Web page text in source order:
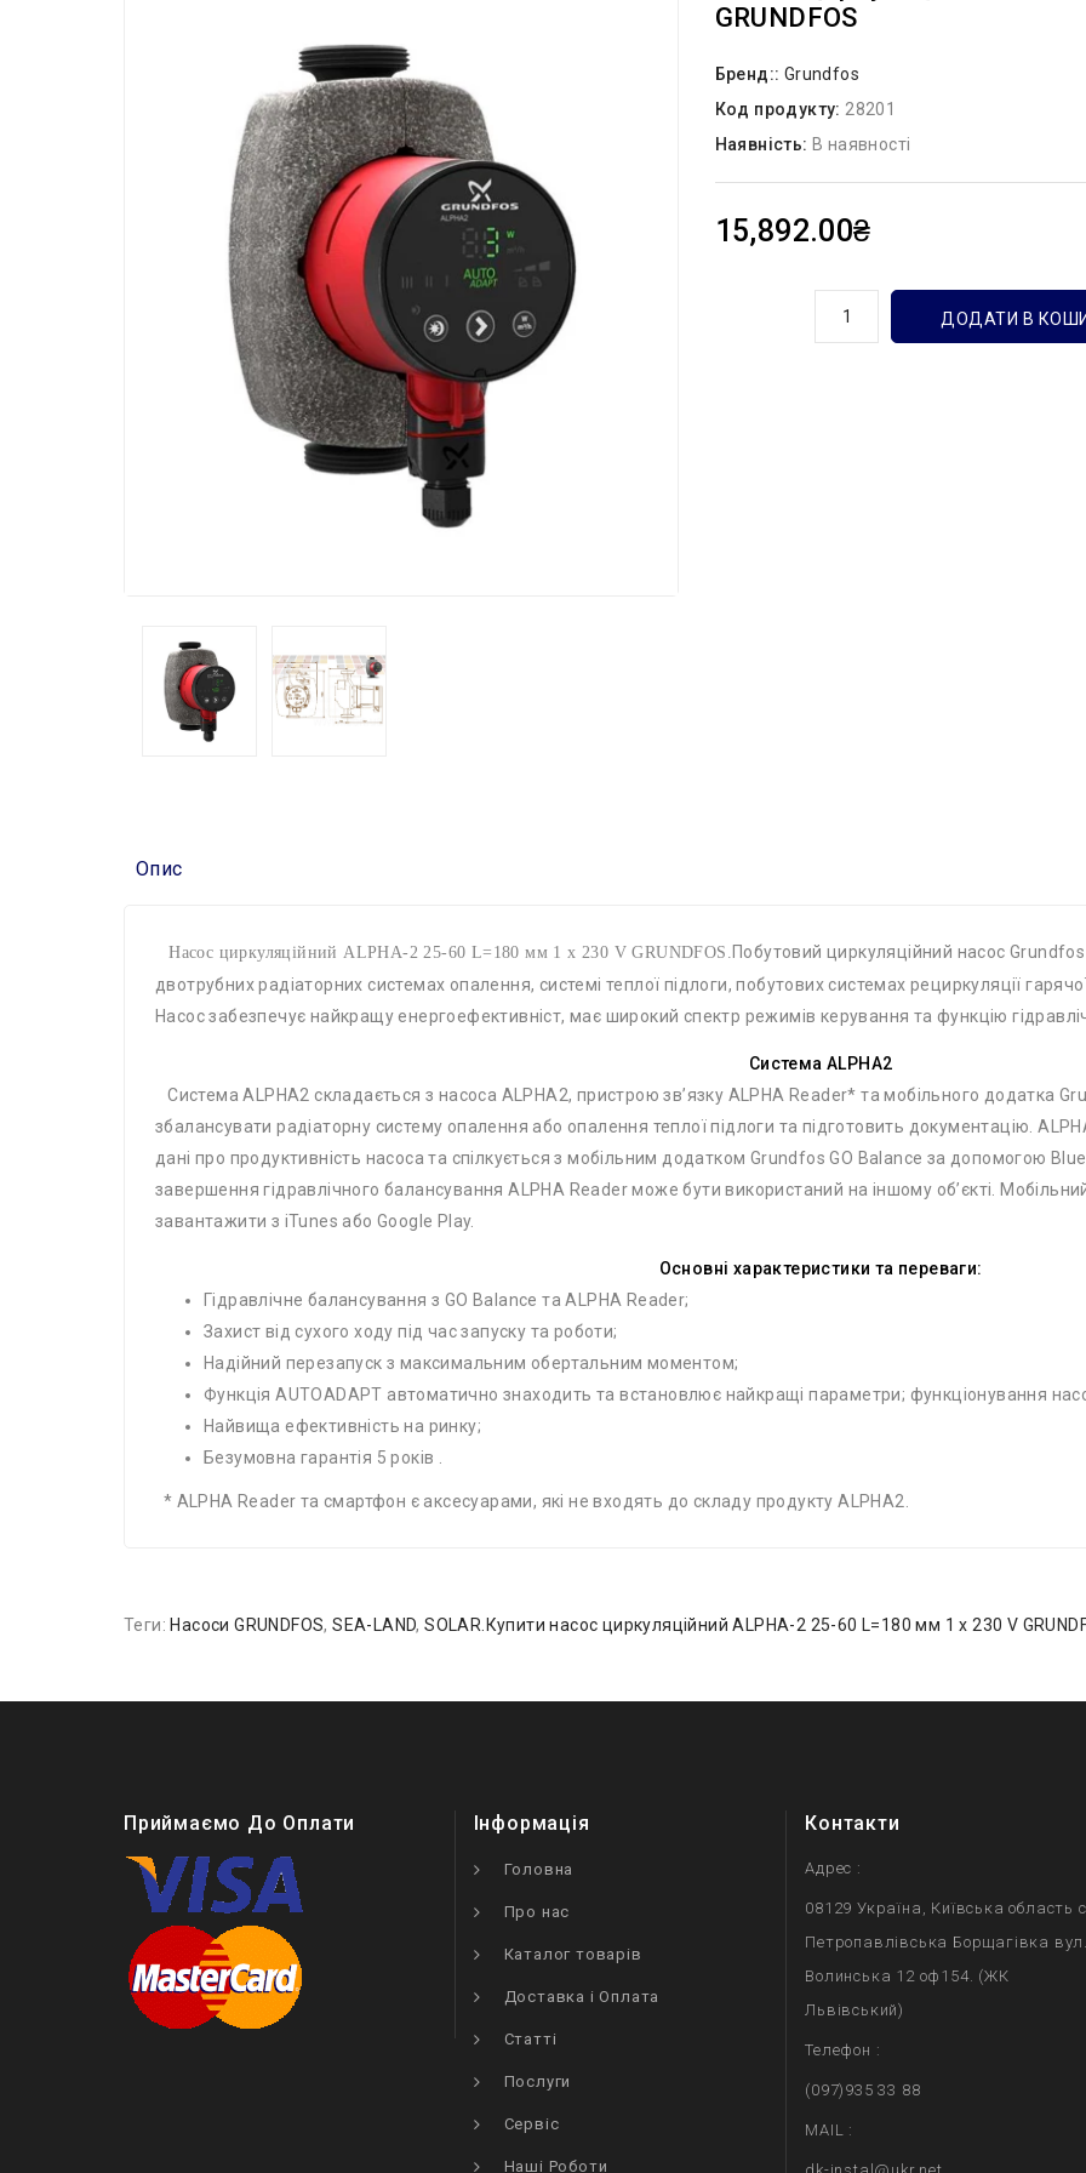
GRUNDFOS
Бренд:: Grundfos
Код продукту: 28201
Наявність: В наявності
15,892.00₴
ДОДАТИ В
Опис
Насос циркуляційний ALPHA-2 25-60 L=180 мм 1 x 230 V GRUNDFOS. Побутовий циркуляційний насос
двотрубних радіаторних системах опалення, системі теплої підлоги, побутових системах рециркуляції
Насос забезпечує найкращу енергоефективніст, має широкий спектр режимів керування та функцію
Система ALPHA2
Система ALPHA2 складається з насоса ALPHA2, пристрою зв’язку ALPHA Reader* та мобільного додатка
збалансувати радіаторну систему опалення або опалення теплої підлоги та підготовить документацію.
дані про продуктивність насоса та спілкується з мобільним додатком Grundfos GO Balance за допомогою
завершення гідравлічного балансування ALPHA Reader може бути використаний на іншому об’єкті.
завантажити з iTunes або Google Play.
Основні характеристики та переваги:
Гідравлічне балансування з GO Balance та ALPHA Reader;
Захист від сухого ходу під час запуску та роботи;
Надійний перезапуск з максимальним обертальним моментом;
Функція AUTOADAPT автоматично знаходить та встановлює найкращі параметри; функціонування
Найвища ефективність на ринку;
Безумовна гарантія 5 років .
* ALPHA Reader та смартфон є аксесуарами, які не входять до складу продукту ALPHA2.
Теги: Насоси GRUNDFOS,SEA-LAND,SOLAR.Купити насос циркуляційний ALPHA-2 25-60 L=180 мм 1 x 230 V
Приймаємо До Оплати Інформація
Головна
Про нас
Каталог товарів
Доставка і Оплата
Статті
Послуги
Сервіс
Наші Роботи
Контакти
Адрес :
08129 Україна, Київська область
Петропавлівська Борщагівка
Волинська 12 оф154. (ЖК
Львівський)
Телефон :
(097)935 33 88
MAIL :